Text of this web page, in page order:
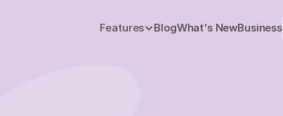
Features BlogWhat's NewBusiness